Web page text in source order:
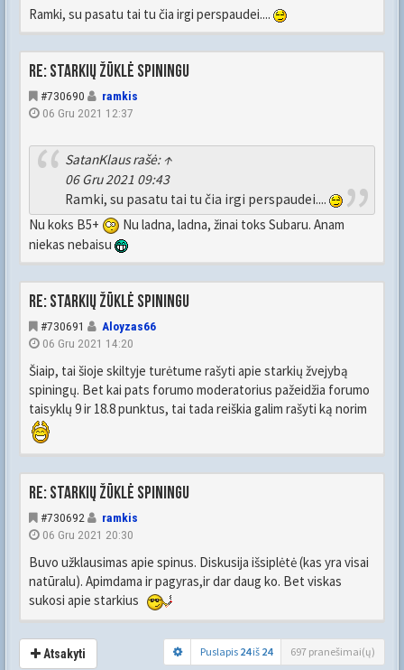
Ramki, su pasatu tai tu čia irgi perspaudei....
Re: Starkių žūklė spiningu
#730690
ramkis
06 Gru 2021 12:37
SatanKlausrašė: ↑
06 Gru 2021 09:43
Ramki, su pasatu tai tu čia irgi perspaudei....
Nu koks B5+
Nu ladna, ladna, žinai toks Subaru. Anam
niekas nebaisu
Re: Starkių žūklė spiningu
#730691
Aloyzas66
06 Gru 2021 14:20
Šiaip, tai šioje skiltyje turėtume rašyti apie starkių žvejybą
spiningų. Bet kai pats forumo moderatorius pažeidžia forumo
taisyklų 9 ir 18.8 punktus, tai tada reiškia galim rašyti ką norim
Re: Starkių žūklė spiningu
#730692
ramkis
06 Gru 2021 20:30
Buvo užklausimas apie spinus. Diskusija išsiplėtė (kas yra visai
natūralu). Apimdama ir pagyras,ir dar daug ko. Bet viskas
sukosi apie starkius
Atsakyti Puslapis 24iš 24 697 pranešimai(ų)